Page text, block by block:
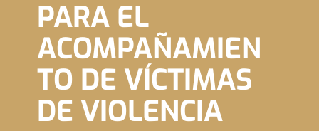
PARA EL
ACOMPAÑAMIEN
TO DE VÍCTIMAS
DE VIOLENCIA